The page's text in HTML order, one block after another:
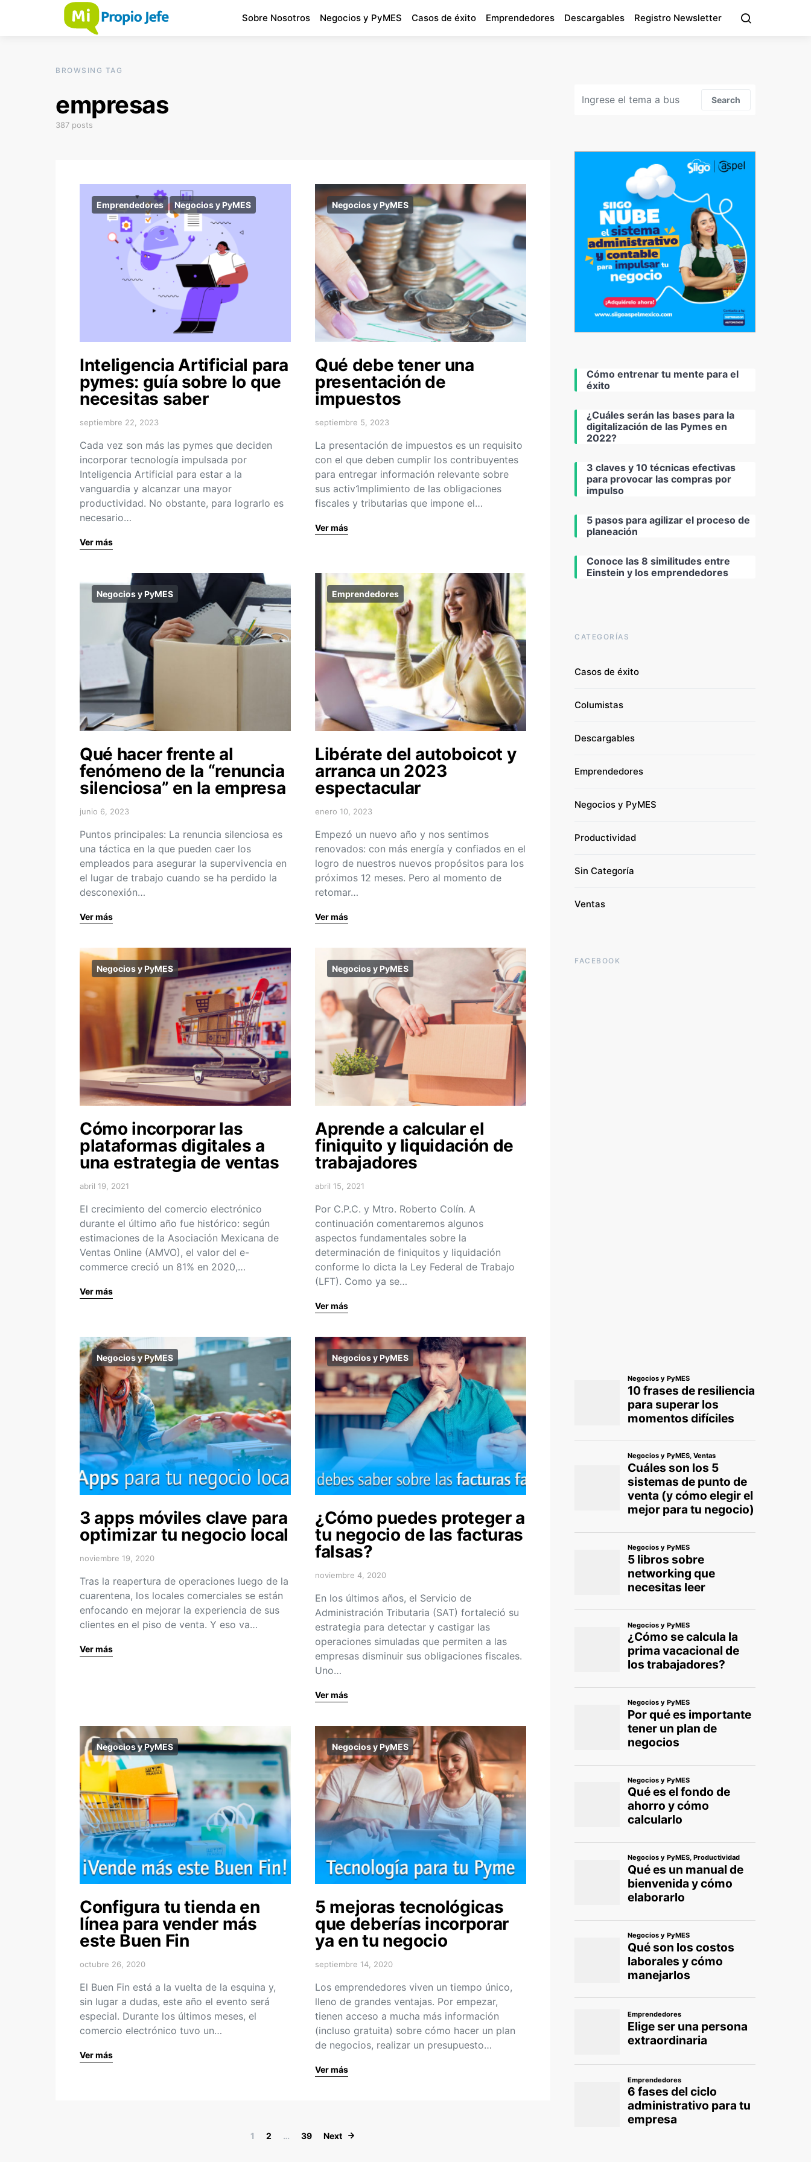
Sobre Nosotros Negocios y PyMES Casos de éxito Emprendedores Descargables Registro Newsletter
BROWSING TAG
empresas
387 posts
Emprendedores Negocios y PyMES
Inteligencia Artificial para
pymes: guía sobre lo que
necesitas saber
septiembre 22, 2023
Cada vez son más las pymes que deciden
incorporar tecnología impulsada por
Inteligencia Artificial para estar a la
vanguardia y alcanzar una mayor
productividad. No obstante, para lograrlo es
necesario…
Ver más
Negocios y PyMES
Qué debe tener una
presentación de
impuestos
septiembre 5, 2023
La presentación de impuestos es un requisito
con el que deben cumplir los contribuyentes
para entregar información relevante sobre
sus activ1mplimiento de las obligaciones
fiscales y tributarias que impone el…
Ver más
Negocios y PyMES
Qué hacer frente al
fenómeno de la “renuncia
silenciosa” en la empresa
junio 6, 2023
Puntos principales: La renuncia silenciosa es
una táctica en la que pueden caer los
empleados para asegurar la supervivencia en
el lugar de trabajo cuando se ha perdido la
desconexión…
Ver más
Emprendedores
Libérate del autoboicot y
arranca un 2023
espectacular
enero 10, 2023
Empezó un nuevo año y nos sentimos
renovados: con más energía y confiados en el
logro de nuestros nuevos propósitos para los
próximos 12 meses. Pero al momento de
retomar…
Ver más
Negocios y PyMES
Cómo incorporar las
plataformas digitales a
una estrategia de ventas
abril 19, 2021
El crecimiento del comercio electrónico
durante el último año fue histórico: según
estimaciones de la Asociación Mexicana de
Ventas Online (AMVO), el valor del e-
commerce creció un 81% en 2020,…
Ver más
Negocios y PyMES
Aprende a calcular el
finiquito y liquidación de
trabajadores
abril 15, 2021
Por C.P.C. y Mtro. Roberto Colín. A
continuación comentaremos algunos
aspectos fundamentales sobre la
determinación de finiquitos y liquidación
conforme lo dicta la Ley Federal de Trabajo
(LFT). Como ya se…
Ver más
Negocios y PyMES
3 apps móviles clave para
optimizar tu negocio local
noviembre 19, 2020
Tras la reapertura de operaciones luego de la
cuarentena, los locales comerciales se están
enfocando en mejorar la experiencia de sus
clientes en el piso de venta. Y eso va…
Ver más
Negocios y PyMES
¿Cómo puedes proteger a
tu negocio de las facturas
falsas?
noviembre 4, 2020
En los últimos años, el Servicio de
Administración Tributaria (SAT) fortaleció su
estrategia para detectar y castigar las
operaciones simuladas que permiten a las
empresas disminuir sus obligaciones fiscales.
Uno…
Ver más
Negocios y PyMES
Configura tu tienda en
línea para vender más
este Buen Fin
octubre 26, 2020
El Buen Fin está a la vuelta de la esquina y,
sin lugar a dudas, este año el evento será
especial. Durante los últimos meses, el
comercio electrónico tuvo un…
Ver más
Negocios y PyMES
5 mejoras tecnológicas
que deberías incorporar
ya en tu negocio
septiembre 14, 2020
Los emprendedores viven un tiempo único,
lleno de grandes ventajas. Por empezar,
tienen acceso a mucha más información
(incluso gratuita) sobre cómo hacer un plan
de negocios, realizar un presupuesto…
Ver más
Navegación de entradas
1 2 … 39 Next
Search
Cómo entrenar tu mente para el
éxito
¿Cuáles serán las bases para la
digitalización de las Pymes en
2022?
3 claves y 10 técnicas efectivas
para provocar las compras por
impulso
5 pasos para agilizar el proceso de
planeación
Conoce las 8 similitudes entre
Einstein y los emprendedores
CATEGORÍAS
Casos de éxito
Columistas
Descargables
Emprendedores
Negocios y PyMES
Productividad
Sin Categoría
Ventas
FACEBOOK